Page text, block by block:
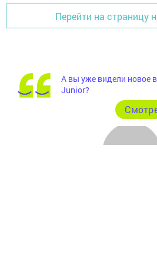
Перейти на страницу
А вы уже видели новое
Junior?